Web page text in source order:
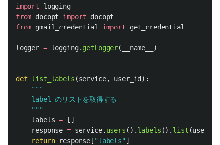
import
logging
from docopt import
docopt
from gmail_credential import get_credential
logger = logging. getLogger( __name__ )
def list_labels (service, user_id ):
"""
    label のリストを取得する
"""
labels =
[]
response = service. users (). labels (). list (userId
return
response [ "labels" ]